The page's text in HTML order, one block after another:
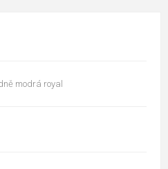
modrá royal